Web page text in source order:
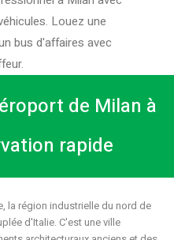
Louez une
bus d'affaires avec
de Milan à
rapide
la région industrielle du nord de
d'Italie. C'est une ville